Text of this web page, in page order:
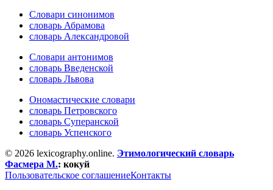
Словари синонимов
словарь Абрамова
словарь Александровой
Словари антонимов
словарь Введенской
словарь Львова
Ономастические словари
словарь Петровского
словарь Суперанской
словарь Успенского
© 2026 lexicography.online. Этимологический словарь
Фасмера М.: кокуй
Пользовательское соглашениеКонтакты